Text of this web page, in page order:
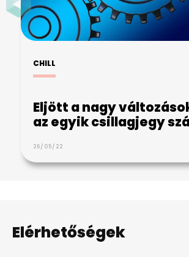
CHILL
Eljött a nagy
az egyik csillagjegy
26/05/22
Elérhetőségek